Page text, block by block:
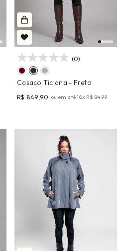
(0)
Casaco Ticiana - Preto
R$ 849,90 ou em até10x R$ 84,99